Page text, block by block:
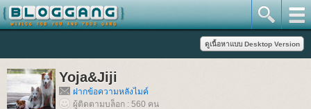
Yoja&Jiji
ฝากข้อความหลังไมค์
ผู้ติดตามบล็อก : 560 คน